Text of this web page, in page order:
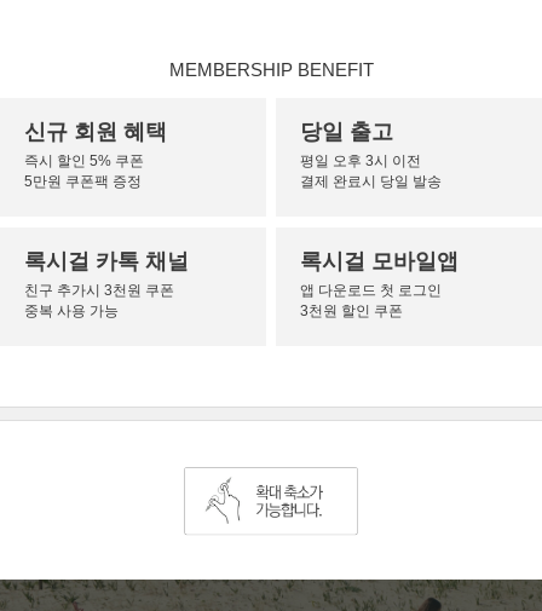
MEMBERSHIP BENEFIT
신규 회원 혜택
즉시 할인 5% 쿠폰
5만원 쿠폰팩 증정
당일 출고
평일 오후 3시 이전
결제 완료시 당일 발송
록시걸 카톡 채널
친구 추가시 3천원 쿠폰
중복 사용 가능
록시걸 모바일앱
앱 다운로드 첫 로그인
3천원 할인 쿠폰